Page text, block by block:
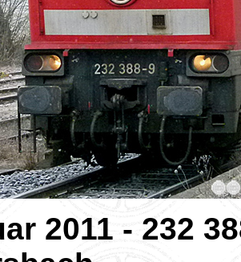
2011 - 232